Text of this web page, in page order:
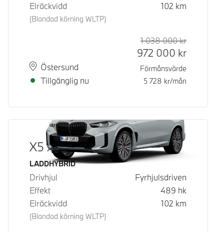
Elräckvidd
(Blandad körning WLTP)
102 km
PlatsÖstersund
Leveranstid
Tillgänglig nu
Rek. ord
1 038 000kr
972 000 kr
Förmånsvärde
5 728 kr/mån
X5 xDrive50e
Bränsle
LADDHYBRID
Drivhjul
Fyrhjulsdriven
Effekt
489 hk
Elräckvidd
(Blandad körning WLTP)
102 km